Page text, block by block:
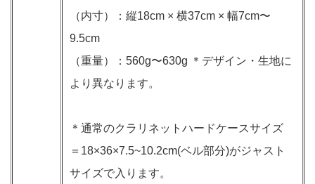
（内寸）：縦18cm × 横37cm × 幅7cm〜
9.5cm
（重量）：560g〜630g ＊デザイン・生地に
より異なります。
＊通常のクラリネットハードケースサイズ
＝18×36×7.5~10.2cm(ベル部分)がジャスト
サイズで入ります。